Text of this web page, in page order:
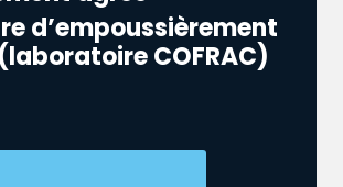
d’empoussièrement
COFRAC)